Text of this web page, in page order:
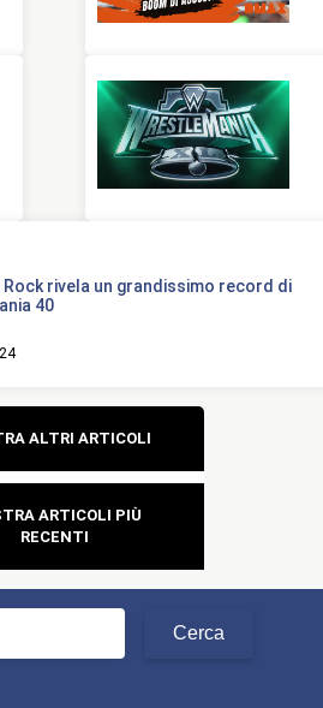
Rock rivela un grandissimo record di
40
ALTRI ARTICOLI
ARTICOLI PIÙ
RECENTI